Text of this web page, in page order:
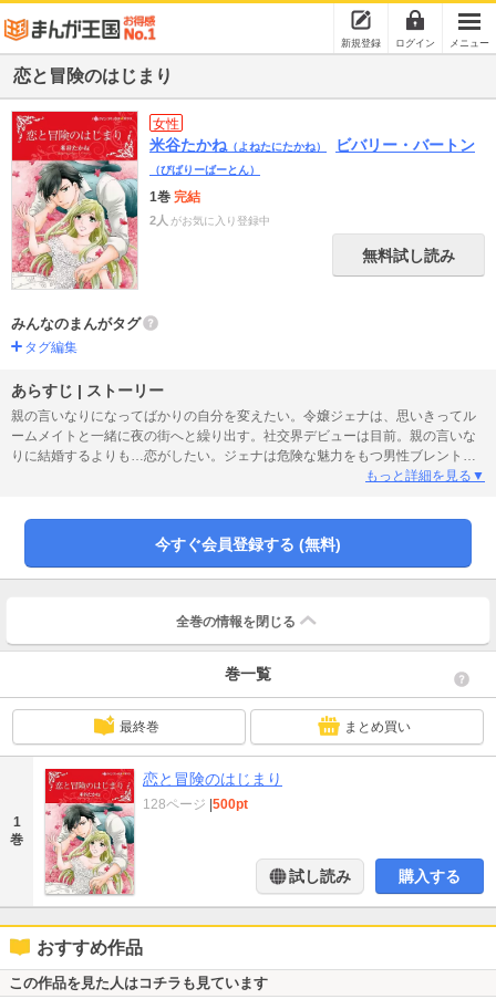
新規登録 ログイン メニュー
恋と冒険のはじまり
女性
米谷たかね （よねたにたかね） ビバリー・バートン
（びばりーばーとん）
1巻 完結
2人 がお気に入り登録中
無料試し読み
みんなのまんがタグ
タグ編集
あらすじ | ストーリー
親の言いなりになってばかりの自分を変えたい。令嬢ジェナは、思いきってル
ームメイトと一緒に夜の街へと繰り出す。社交界デビューは目前。親の言いな
りに結婚するよりも…恋がしたい。ジェナは危険な魅力をもつ男性ブレントと
出会い、目が離せなくなる。ぐっと抱きよせられるだけで胸の高鳴りが止めら
いい。だが、彼は「お嬢さんの遊びにつきあう役はごめんだ」とまるで子供扱
もっと詳細を見る▼
今すぐ会員登録する (無料)
全巻の情報を 閉じる
巻一覧
最終巻 まとめ買い
1
巻
恋と冒険のはじまり
128ページ 500pt
試し読み 購入する
おすすめ作品
この作品を見た人はコチラも見ています